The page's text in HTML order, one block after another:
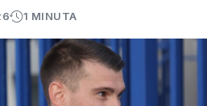
1 MINUTA